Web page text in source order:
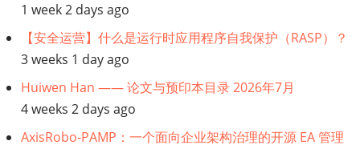
【企
业
架
构】
1 week 2 days ago
【安全运营】什么是运行时应用程序自我保护（RASP）？
3 weeks 1 day ago
Huiwen Han —— 论文与预印本目录 2026年7月
4 weeks 2 days ago
AxisRobo-PAMP：一个面向企业架构治理的开源 EA 管理